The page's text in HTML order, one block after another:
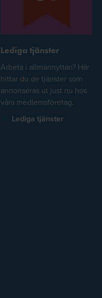
Lediga tjänster
Arbeta i allmännyttan? Här
hittar du de tjänster som
annonseras ut just nu hos
våra medlemsföretag.
Lediga tjänster